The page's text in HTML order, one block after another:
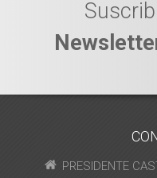
PRESIDENTE